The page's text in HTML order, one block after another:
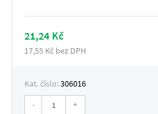
21,24 Kč
17,55 Kč bez DPH
Kat. číslo:306016
- +